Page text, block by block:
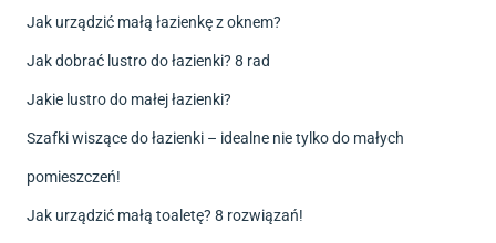
Jak urządzić małą łazienkę z oknem?
Jak dobrać lustro do łazienki? 8 rad
Jakie lustro do małej łazienki?
Szafki wiszące do łazienki – idealne nie tylko do małych
pomieszczeń!
Jak urządzić małą toaletę? 8 rozwiązań!